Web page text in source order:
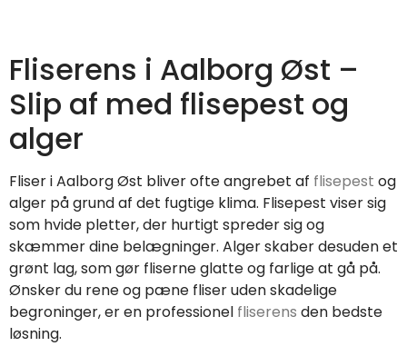
Fliserens i Aalborg Øst –
Slip af med flisepest og
alger
Fliser i Aalborg Øst bliver ofte angrebet af flisepest og
alger på grund af det fugtige klima. Flisepest viser sig
som hvide pletter, der hurtigt spreder sig og
skæmmer dine belægninger. Alger skaber desuden et
grønt lag, som gør fliserne glatte og farlige at gå på.
Ønsker du rene og pæne fliser uden skadelige
begroninger, er en professionel fliserens den bedste
løsning.